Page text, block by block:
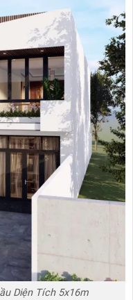
Diện Tích 5x16m